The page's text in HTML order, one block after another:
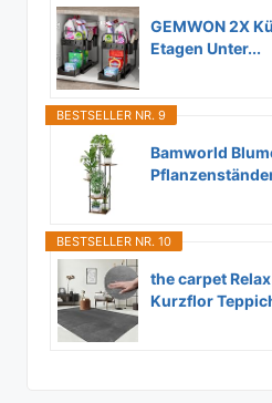
GEMWON 2X
Etagen Unter...
BESTSELLER NR. 9
Bamworld
BESTSELLER NR. 10
the carpet
Kurzflor